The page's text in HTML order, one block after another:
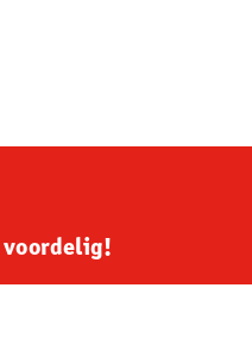
voordelig!